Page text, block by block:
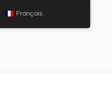
Français